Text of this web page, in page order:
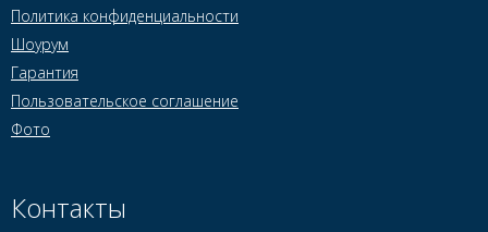
Политика конфиденциальности
Шоурум
Гарантия
Пользовательское соглашение
Фото
Контакты